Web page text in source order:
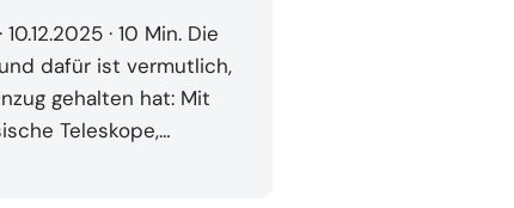
· 10 Min. Die
dafür ist vermutlich,
gehalten hat: Mit
Teleskope,…